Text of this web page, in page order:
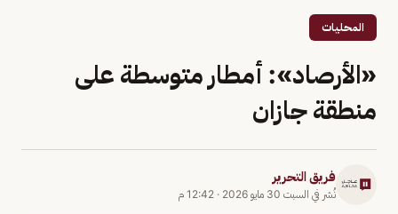
المحليات
«الأرصاد»: أمطار متوسطة على
منطقة جازان
فريق التحرير
نُشر في السبت 30 مايو 2026 · 12:42 م